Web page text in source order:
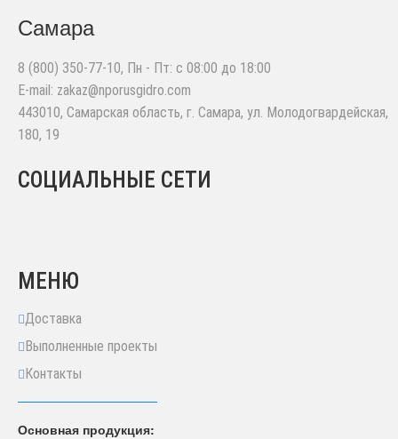
Самара
8 (800) 350-77-10, Пн - Пт: с 08:00 до 18:00
E-mail: zakaz@nporusgidro.com
443010, Самарская область, г. Самара, ул. Молодогвардейская,
180, 19
СОЦИАЛЬНЫЕ СЕТИ
МЕНЮ
Доставка
Выполненные проекты
Контакты
Основная продукция: